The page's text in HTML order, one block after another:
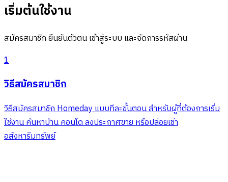
เริ่มต้นใช้งาน
สมัครสมาชิก ยืนยันตัวตน เข้าสู่ระบบ และจัดการรหัสผ่าน
1
วิธีสมัครสมาชิก
วิธีสมัครสมาชิก Homeday แบบทีละขั้นตอน สำหรับผู้ที่ต้องการเริ่ม
ใช้งาน ค้นหาบ้าน คอนโด ลงประกาศขาย หรือปล่อยเช่า
อสังหาริมทรัพย์